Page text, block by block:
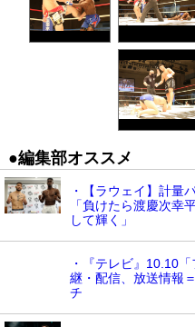
●編集部オススメ
・【ラウェイ】計量
「負けたら渡慶次幸
して輝く」
・『テレビ』10.10
継・配信、放送情報
チ